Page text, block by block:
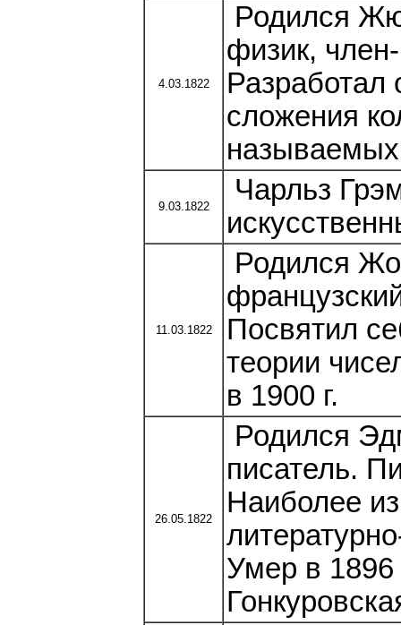
4.03.1822
Родился
физик,
Разработал
сложения
9.03.1822
Чарльз
11.03.1822
Родился
Посвятил
теории
в 1900 г.
26.05.1822
Родился
писатель.
Наиболее
Умер в 1896